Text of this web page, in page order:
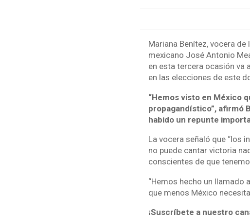
Mariana Benítez, vocera
mexicano José Antonio
en esta tercera ocasión va
en las elecciones de este
“Hemos visto en México
propagandístico”, afirmó
habido un repunte
La vocera señaló que “los
no puede cantar victoria
conscientes de que
“Hemos hecho un llamado
que menos México
¡Suscríbete a nuestro